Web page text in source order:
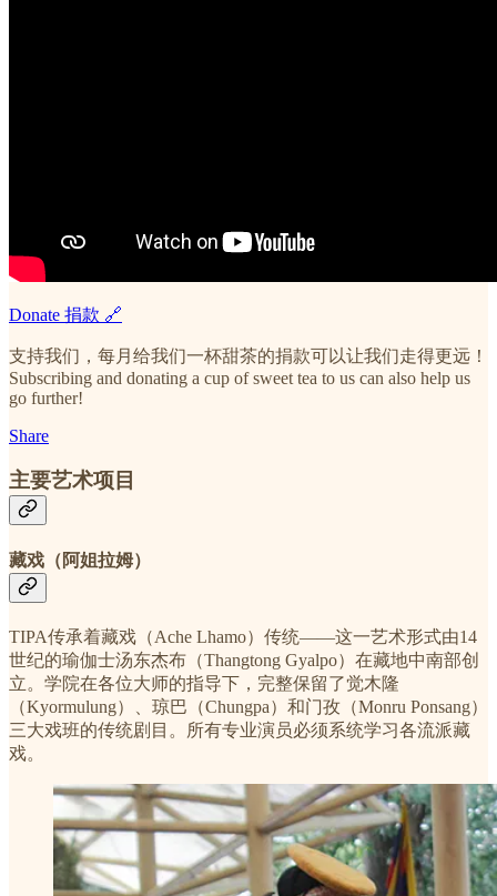
Donate 捐款 🔗
支持我们，每月给我们一杯甜茶的捐款可以让我们走得更远！
Subscribing and donating a cup of sweet tea to us can also help us
go further!
Share
主要艺术项目
藏戏（阿姐拉姆）
TIPA传承着藏戏（Ache Lhamo）传统——这一艺术形式由14
世纪的瑜伽士汤东杰布（Thangtong Gyalpo）在藏地中南部创
立。学院在各位大师的指导下，完整保留了觉木隆
（Kyormulung）、琼巴（Chungpa）和门孜（Monru Ponsang）
三大戏班的传统剧目。所有专业演员必须系统学习各流派藏
戏。